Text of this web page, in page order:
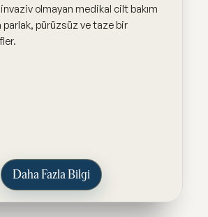
olmayan medikal cilt bakım
parlak, pürüzsüz ve taze bir
Daha Fazla Bilgi